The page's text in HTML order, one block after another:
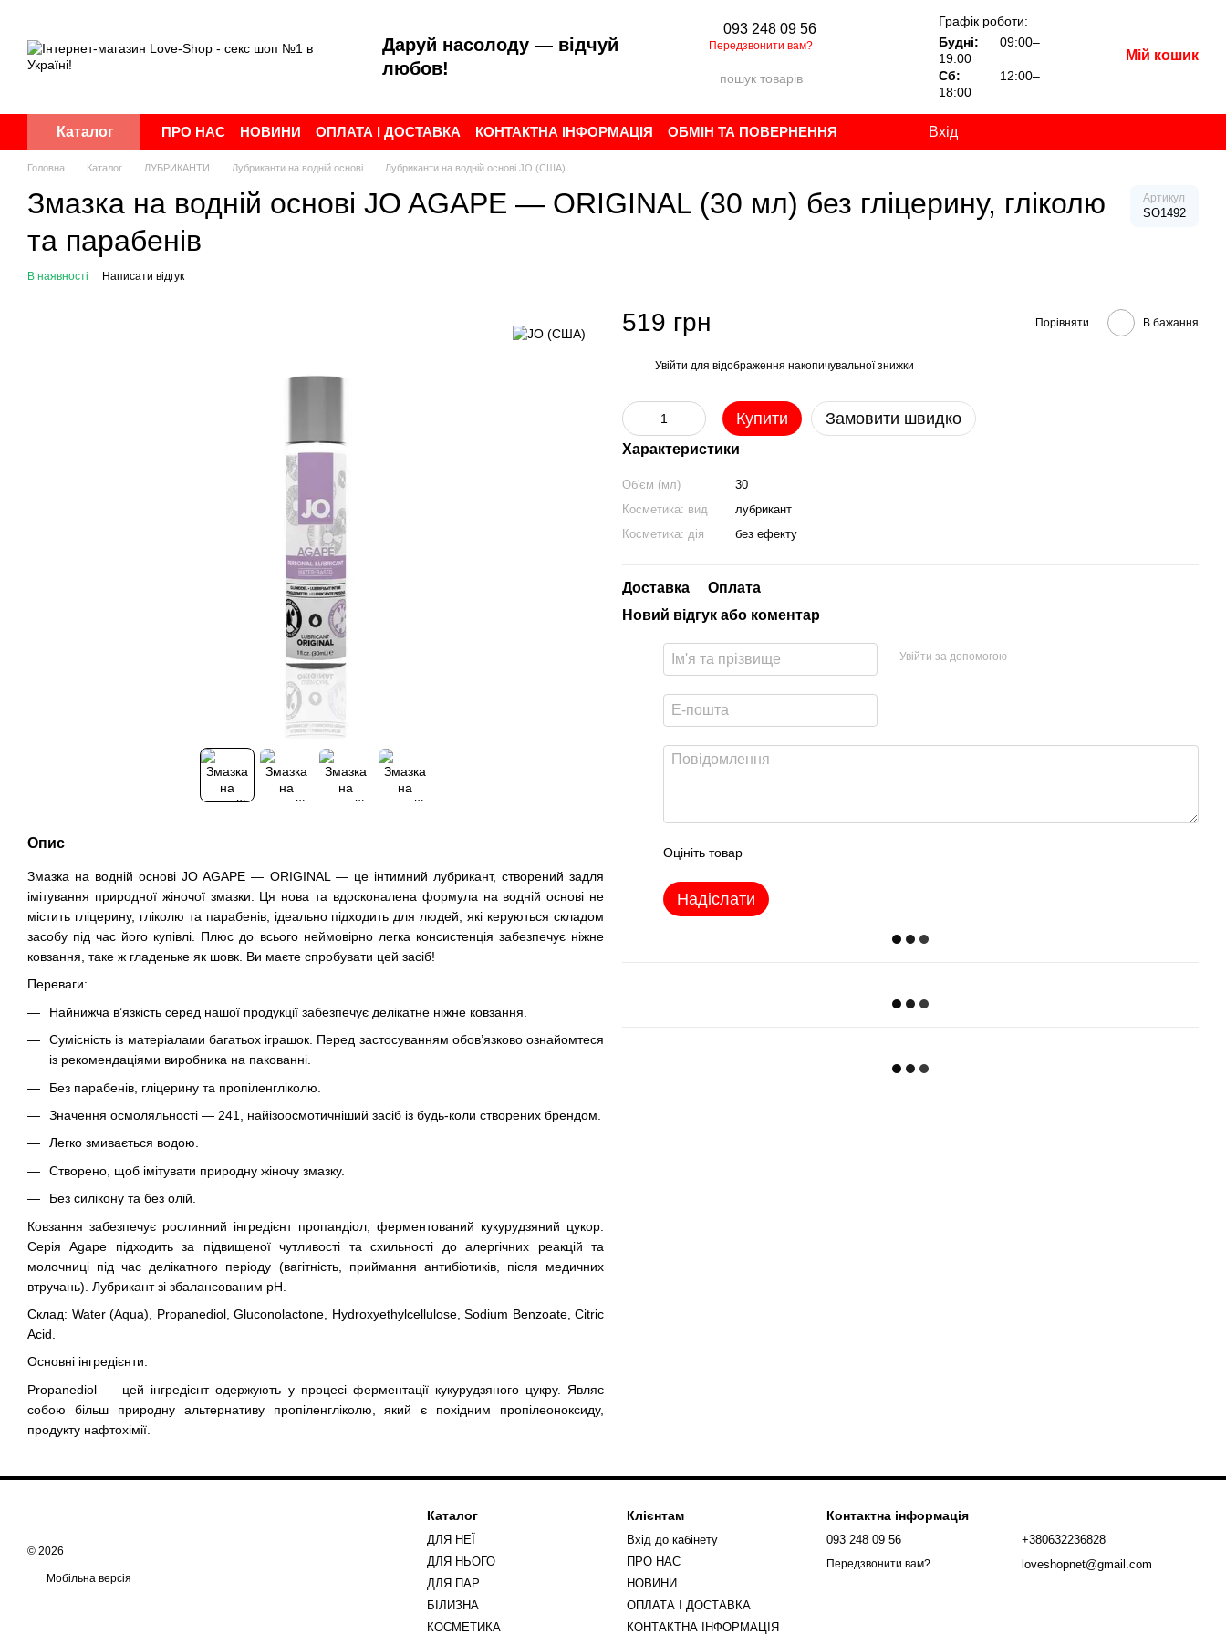
Даруй насолоду — відчуй
любов!
093 248 09 56
Передзвонити вам?
Графік роботи:
Будні:
09:00–
19:00
Сб:
12:00–
18:00
Мій кошик
Каталог ПРО НАС НОВИНИ ОПЛАТА І ДОСТАВКА КОНТАКТНА ІНФОРМАЦІЯ
ОБМІН ТА ПОВЕРНЕННЯ
ПУБЛІЧНА ОФЕРТА
УГОДА КОРИСТУВАЧА БРЕНДИ ВІДГУКИ ПРО МАГАЗИН
Вхід
Головна Каталог ЛУБРИКАНТИ Лубриканти на водній основі Лубриканти на водній основі JO (США)
Змазка на водній основі JO AGAPE — ORIGINAL (30 мл) без гліцерину, гліколю
та парабенів
Артикул
SO1492
В наявності Написати відгук
Опис
Змазка на водній основі JO AGAPE — ORIGINAL — це інтимний лубрикант, створений задля
імітування природної жіночої змазки. Ця нова та вдосконалена формула на водній основі не
містить гліцерину, гліколю та парабенів; ідеально підходить для людей, які керуються складом
засобу під час його купівлі. Плюс до всього неймовірно легка консистенція забезпечує ніжне
ковзання, таке ж гладеньке як шовк. Ви маєте спробувати цей засіб!
Переваги:
Найнижча в’язкість серед нашої продукції забезпечує делікатне ніжне ковзання.
Сумісність із матеріалами багатьох іграшок. Перед застосуванням обов’язково ознайомтеся
із рекомендаціями виробника на пакованні.
Без парабенів, гліцерину та пропіленгліколю.
Значення осмоляльності — 241, найізоосмотичніший засіб із будь-коли створених брендом.
Легко змивається водою.
Створено, щоб імітувати природну жіночу змазку.
Без силікону та без олій.
Ковзання забезпечує рослинний інгредієнт пропандіол, ферментований кукурудзяний цукор.
Серія Agape підходить за підвищеної чутливості та схильності до алергічних реакцій та
молочниці під час делікатного періоду (вагітність, приймання антибіотиків, після медичних
втручань). Лубрикант зі збалансованим рН.
Склад: Water (Aqua), Propanediol, Gluconolactone, Hydroxyethylcellulose, Sodium Benzoate, Citric
Acid.
Основні інгредієнти:
Propanediol — цей інгредієнт одержують у процесі ферментації кукурудзяного цукру. Являє
собою більш природну альтернативу пропіленгліколю, який є похідним пропілеоноксиду,
продукту нафтохімії.
519 грн Порівняти В бажання
Увійти для відображення накопичувальної знижки
Купити Замовити швидко
Характеристики
Об'єм (мл)
30
Косметика: вид
лубрикант
Косметика: дія
без ефекту
Доставка
Оплата
Новий відгук або коментар
Увійти за допомогою
Оцініть товар
Надіслати
© 2026
Мобільна версія
Каталог
ДЛЯ НЕЇ
ДЛЯ НЬОГО
ДЛЯ ПАР
БІЛИЗНА
КОСМЕТИКА
Клієнтам
Вхід до кабінету
ПРО НАС
НОВИНИ
ОПЛАТА І ДОСТАВКА
КОНТАКТНА ІНФОРМАЦІЯ
Контактна інформація
093 248 09 56
Передзвонити вам?
+380632236828
loveshopnet@gmail.com